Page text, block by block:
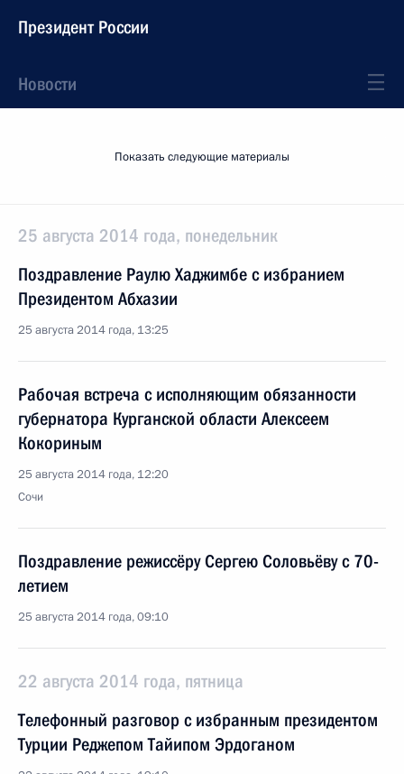
Президент России
Новости
Показать следующие материалы
25 августа 2014 года, понедельник
Поздравление Раулю Хаджимбе с избранием
Президентом Абхазии
25 августа 2014 года, 13:25
Рабочая встреча с исполняющим обязанности
губернатора Курганской области Алексеем
Кокориным
25 августа 2014 года, 12:20
Сочи
Поздравление режиссёру Сергею Соловьёву с 70-
летием
25 августа 2014 года, 09:10
22 августа 2014 года, пятница
Телефонный разговор с избранным президентом
Турции Реджепом Тайипом Эрдоганом